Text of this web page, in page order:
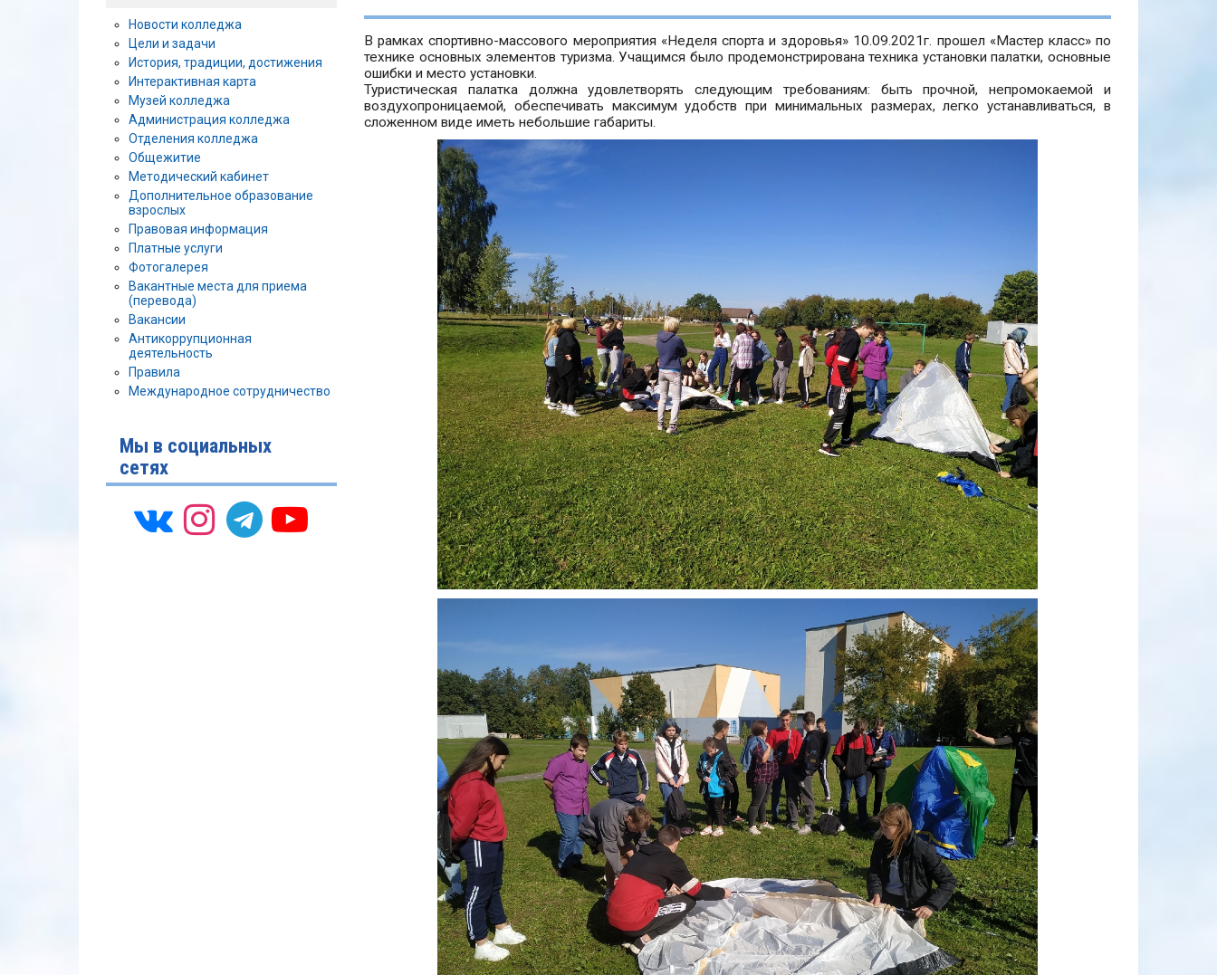
В рамках спортивно-массового мероприятия «Неделя спорта и здоровья» 10.09.2021г. прошел «Мастер класс» по
технике основных элементов туризма. Учащимся было продемонстрирована техника установки палатки, основные
ошибки и место установки.
Туристическая палатка должна удовлетворять следующим требованиям: быть прочной, непромокаемой и
воздухопроницаемой, обеспечивать максимум удобств при минимальных размерах, легко устанавливаться, в
сложенном виде иметь небольшие габариты.
Новости колледжа
Цели и задачи
История, традиции, достижения
Интерактивная карта
Музей колледжа
Администрация колледжа
Отделения колледжа
Общежитие
Методический кабинет
Дополнительное образование
взрослых
Правовая информация
Платные услуги
Фотогалерея
Вакантные места для приема
(перевода)
Вакансии
Антикоррупционная
деятельность
Правила
Международное сотрудничество
Мы в социальных
сетях